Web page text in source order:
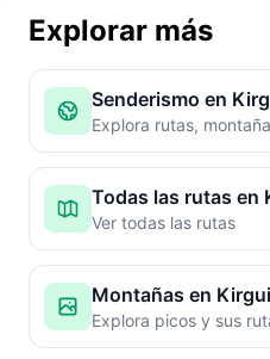
Explorar más
Senderismo en
Explora rutas,
Todas las rutas en
Ver todas las rutas
Montañas en
Explora picos y sus